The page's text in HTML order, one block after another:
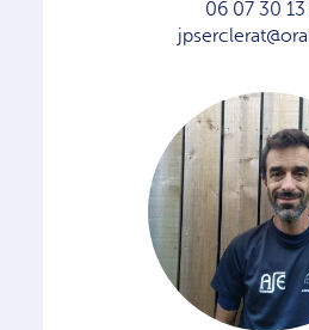
06 07 30 13